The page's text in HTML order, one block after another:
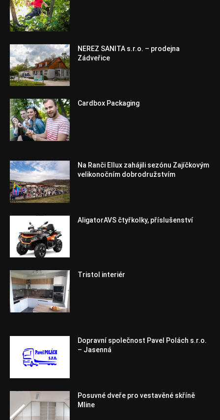
NEREZ SANITA s.r.o. – prodejna
Zádveřice
Cardbox Packaging
Na Ranči Ellux zahájili sezónu Zajíčkovým
velikonočním dobrodružstvím
AligatorAVS čtyřkolky, příslušenství
Tristol interiér
Dopravní společnost Pavel Polách s.r.o.
– Jasenná
Posuvné dveře pro vestavěné skříně
Mline